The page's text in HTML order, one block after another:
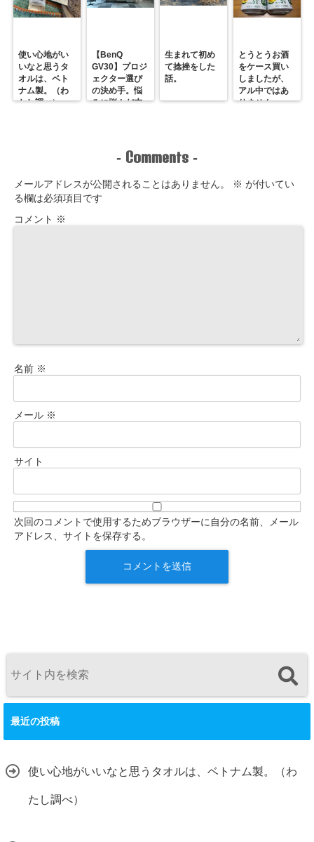
使い心地がい
いなと思うタ
オルは、ベト
ナム製。（わ
たし調べ）
【BenQ
GV30】プロジ
ェクター選び
の決め手。悩
みに悩んだ末
生まれて初め
て捻挫をした
話。
とうとうお酒
をケース買い
しましたが、
アル中ではあ
りません。
- Comments -
メールアドレスが公開されることはありません。 ※ が付いてい
る欄は必須項目です
コメント ※
名前 ※
メール ※
サイト
次回のコメントで使用するためブラウザーに自分の名前、メール
アドレス、サイトを保存する。
最近の投稿
使い心地がいいなと思うタオルは、ベトナム製。（わ
たし調べ）